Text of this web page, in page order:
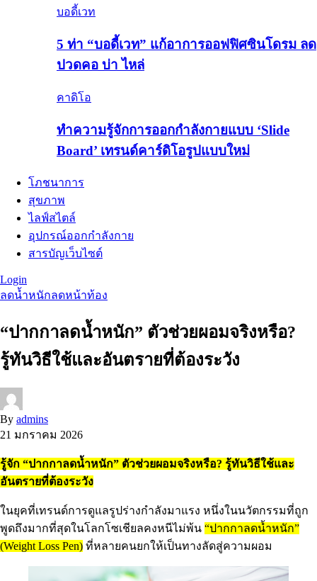
บอดี้เวท
5 ท่า “บอดี้เวท” แก้อาการออฟฟิศซินโดรม ลด
ปวดคอ บ่า ไหล่
คาดิโอ
ทำความรู้จักการออกกำลังกายแบบ ‘Slide
Board’ เทรนด์คาร์ดิโอรูปแบบใหม่
โภชนาการ
สุขภาพ
ไลฟ์สไตล์
อุปกรณ์ออกกำลังกาย
สารบัญเว็บไซต์
Login
ลดน้ำหนักลดหน้าท้อง
“ปากกาลดน้ำหนัก” ตัวช่วยผอมจริงหรือ?
รู้ทันวิธีใช้และอันตรายที่ต้องระวัง
By admins
21 มกราคม 2026
รู้จัก “ปากกาลดน้ำหนัก” ตัวช่วยผอมจริงหรือ? รู้ทันวิธีใช้และ
อันตรายที่ต้องระวัง
ในยุคที่เทรนด์การดูแลรูปร่างกำลังมาแรง หนึ่งในนวัตกรรมที่ถูก
พูดถึงมากที่สุดในโลกโซเชียลคงหนีไม่พ้น “ปากกาลดน้ำหนัก”
(Weight Loss Pen) ที่หลายคนยกให้เป็นทางลัดสู่ความผอม